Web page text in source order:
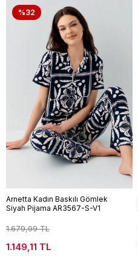
%32
Arnetta Kadın Baskılı Gömlek
Siyah Pijama AR3567-S-V1
1.679,99 TL
1.149,11 TL